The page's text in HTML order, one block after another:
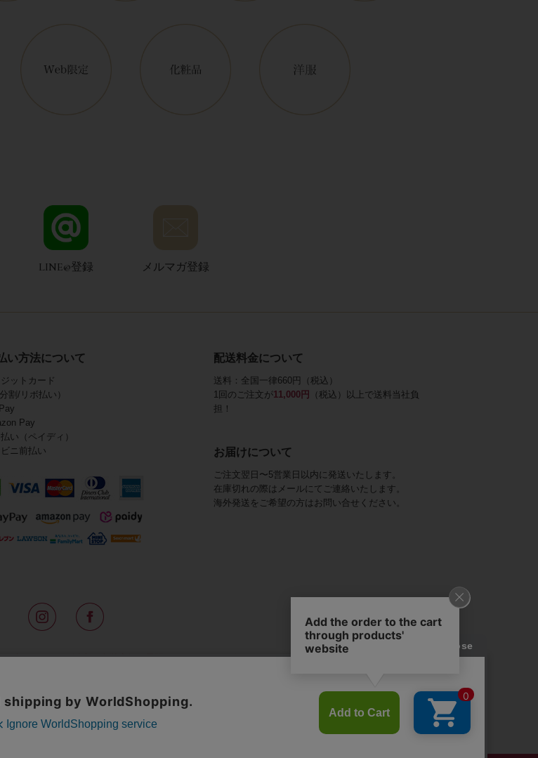
LINE@登録 メルマガ登録
い方法について
ジットカード
割/リボ払い）
Pay
払い（ペイディ）
ビニ前払い
配送料金について
送料：全国一律660円（税込）
1回のご注文が11,000円
（税込）以上で送料当社負
担！
お届けについて
ご注文翌日〜5営業日以内に発送いたします。
在庫切れの際はメールにてご連絡いたします。
海外発送をご希望の方はお問い合せください。
流ホテルに100以上の直営店舗を展開するABISTE(アビステ)は、
メディア着用商品、雑誌掲載商品を紹介するコンテンツ、
ングや独自のポイントなどのサービスをご提供。
めきを与えられるよう願っています。